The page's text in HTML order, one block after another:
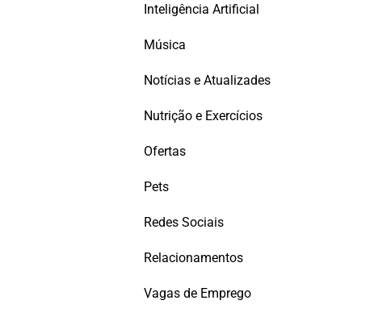
Inteligência Artificial
Música
Notícias e Atualizades
Nutrição e Exercícios
Ofertas
Pets
Redes Sociais
Relacionamentos
Vagas de Emprego